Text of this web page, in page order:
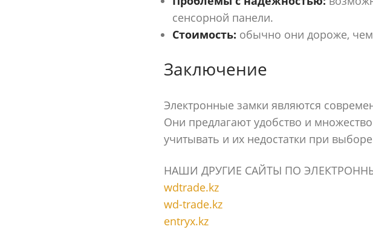
сенсорной панели.
Стоимость: обычно они дороже,
Заключение
Электронные замки являются
Они предлагают удобство и
учитывать и их недостатки при
НАШИ ДРУГИЕ САЙТЫ ПО
wdtrade.kz
wd-trade.kz
entryx.kz